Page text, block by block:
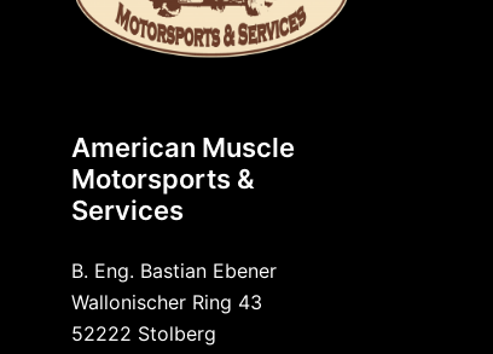
American Muscle
Motorsports &
Services
B. Eng. Bastian Ebener
Wallonischer Ring 43
52222 Stolberg